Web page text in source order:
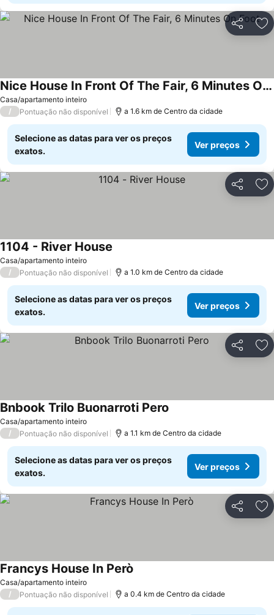
Partilhar
Casa/apartamento inteiro
Nice House In Front Of The Fair, 6 Minutes On Foot
/ Pontuação não disponível a 1.6 km de Centro da cidade
Selecione as datas para ver os preços
exatos.
Ver preços
Partilhar
Casa/apartamento inteiro
1104 - River House
/ Pontuação não disponível a 1.0 km de Centro da cidade
Selecione as datas para ver os preços
exatos.
Ver preços
Partilhar
Casa/apartamento inteiro
Bnbook Trilo Buonarroti Pero
/ Pontuação não disponível a 1.1 km de Centro da cidade
Selecione as datas para ver os preços
exatos.
Ver preços
Partilhar
Casa/apartamento inteiro
Francys House In Però
/ Pontuação não disponível a 0.4 km de Centro da cidade